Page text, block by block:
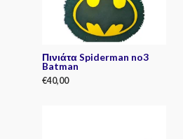
Πινιάτα Spiderman no3
Batman
€40,00